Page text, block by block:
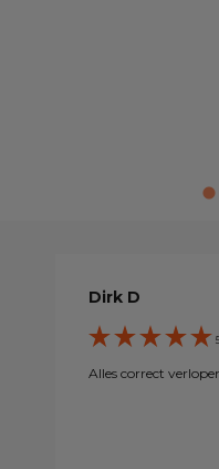
Dirk D
Alles correct